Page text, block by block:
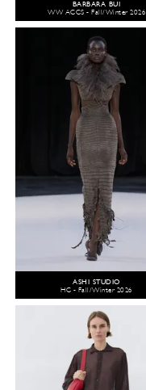
BARBARA BUI
WW ACCS - Fall/Winter 2026
ASHI STUDIO
HC - Fall/Winter 2026